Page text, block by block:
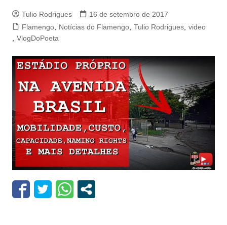
Tulio Rodrigues
16 de setembro de 2017
Flamengo, Notícias do Flamengo, Tulio Rodrigues, video
VlogDoPoeta